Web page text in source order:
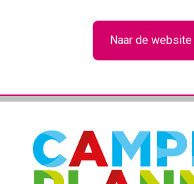
Naar de website